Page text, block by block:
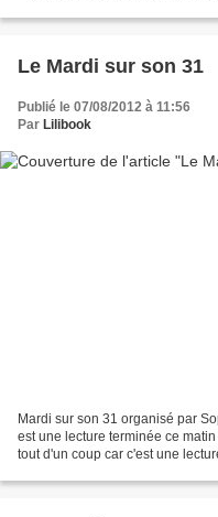
Le Mardi sur son 31
Publié le 07/08/2012 à 11:56
Par Lilibook
Mardi sur son 31 organisé par
est une lecture terminée ce
tout d'un coup car c'est une